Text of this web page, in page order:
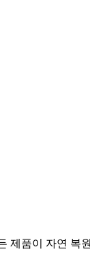
제품이 자연 복